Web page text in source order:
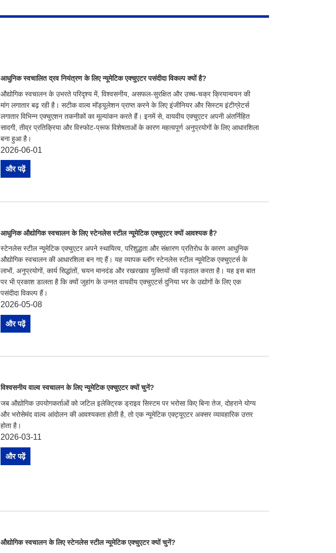
आधुनिक स्वचालित द्रव नियंत्रण के लिए न्यूमेटिक एक्चुएटर पसंदीदा विकल्प क्यों है?
औद्योगिक स्वचालन के उभरते परिदृश्य में, विश्वसनीय, असफल-सुरक्षित और उच्च-चक्र क्रियान्वयन की
मांग लगातार बढ़ रही है। सटीक वाल्व मॉड्यूलेशन प्राप्त करने के लिए इंजीनियर और सिस्टम इंटीग्रेटर्स
लगातार विभिन्न एक्चुएशन तकनीकों का मूल्यांकन करते हैं। इनमें से, वायवीय एक्चुएटर अपनी अंतर्निहित
सादगी, तीव्र प्रतिक्रिया और विस्फोट-प्रूफ विशेषताओं के कारण महत्वपूर्ण अनुप्रयोगों के लिए आधारशिला
बना हुआ है।
2026-06-01
और पढ़ें
आधुनिक औद्योगिक स्वचालन के लिए स्टेनलेस स्टील न्यूमेटिक एक्चुएटर क्यों आवश्यक है?
स्टेनलेस स्टील न्यूमेटिक एक्चुएटर अपने स्थायित्व, परिशुद्धता और संक्षारण प्रतिरोध के कारण आधुनिक
औद्योगिक स्वचालन की आधारशिला बन गए हैं। यह व्यापक ब्लॉग स्टेनलेस स्टील न्यूमेटिक एक्चुएटर्स के
लाभों, अनुप्रयोगों, कार्य सिद्धांतों, चयन मानदंड और रखरखाव युक्तियों की पड़ताल करता है। यह इस बात
पर भी प्रकाश डालता है कि क्यों जुहांग के उन्नत वायवीय एक्चुएटर्स दुनिया भर के उद्योगों के लिए एक
पसंदीदा विकल्प हैं।
2026-05-08
और पढ़ें
विश्वसनीय वाल्व स्वचालन के लिए न्यूमेटिक एक्चुएटर क्यों चुनें?
जब औद्योगिक उपयोगकर्ताओं को जटिल इलेक्ट्रिक ड्राइव सिस्टम पर भरोसा किए बिना तेज, दोहराने योग्य
और भरोसेमंद वाल्व आंदोलन की आवश्यकता होती है, तो एक न्यूमेटिक एक्ट्यूएटर अक्सर व्यावहारिक उत्तर
होता है।
2026-03-11
और पढ़ें
औद्योगिक स्वचालन के लिए स्टेनलेस स्टील न्यूमेटिक एक्चुएटर क्यों चुनें?